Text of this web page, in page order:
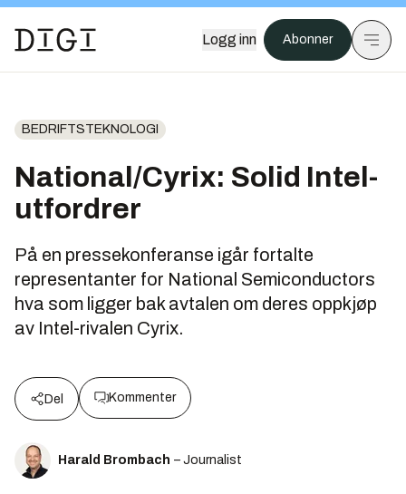
Logg inn Abonner
BEDRIFTSTEKNOLOGI
National/Cyrix: Solid Intel-
utfordrer
På en pressekonferanse igår fortalte
representanter for National Semiconductors
hva som ligger bak avtalen om deres oppkjøp
av Intel-rivalen Cyrix.
Del Kommenter
Harald Brombach – Journalist